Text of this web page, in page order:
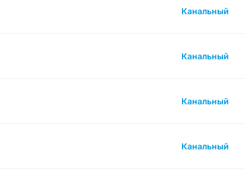
Канальный
Канальный
Канальный
Канальный